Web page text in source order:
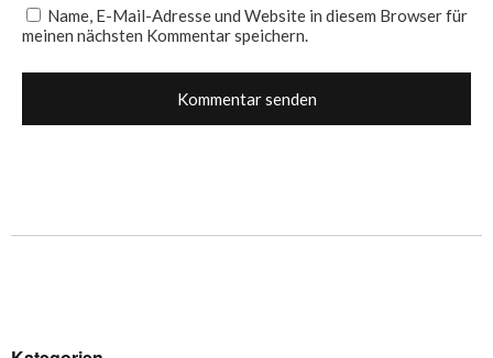
Name, E-Mail-Adresse und Website in diesem Browser für
meinen nächsten Kommentar speichern.